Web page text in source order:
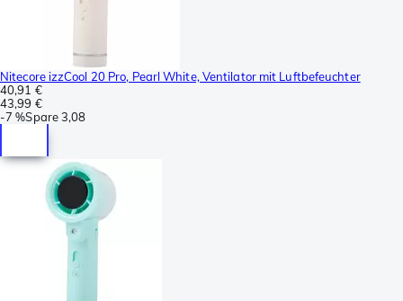
Nitecore izzCool 20 Pro, Pearl White, Ventilator mit Luftbefeuchter
40,91 €
43,99 €
-7 %Spare3,08